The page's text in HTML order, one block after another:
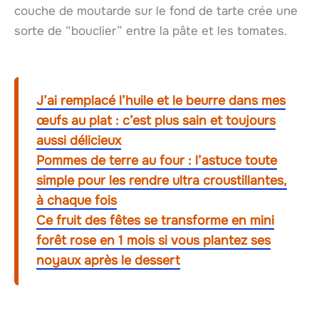
couche de moutarde sur le fond de tarte crée une
sorte de “bouclier” entre la pâte et les tomates.
J’ai remplacé l’huile et le beurre dans mes
œufs au plat : c’est plus sain et toujours
aussi délicieux
Pommes de terre au four : l’astuce toute
simple pour les rendre ultra croustillantes,
à chaque fois
Ce fruit des fêtes se transforme en mini
forêt rose en 1 mois si vous plantez ses
noyaux après le dessert